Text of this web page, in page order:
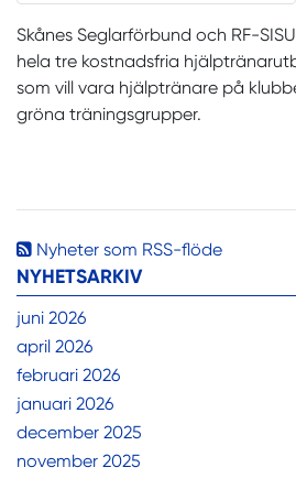
Nyheter som RSS-flöde
NYHETSARKIV
juni 2026
april 2026
februari 2026
januari 2026
december 2025
november 2025
Skånes Seglarförbund och RF-
hela tre kostnadsfria
som vill vara hjälptränare på
gröna träningsgrupper.